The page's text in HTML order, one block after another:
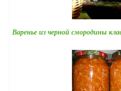
Варенье из черной смородины